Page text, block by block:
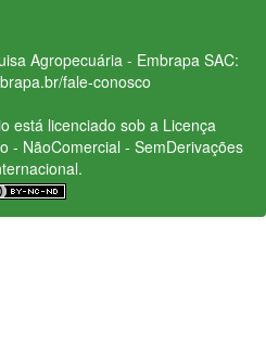
Agropecuária - Embrapa SAC:
fale-conosco
está licenciado sob a Licença
- NãoComercial - SemDerivações